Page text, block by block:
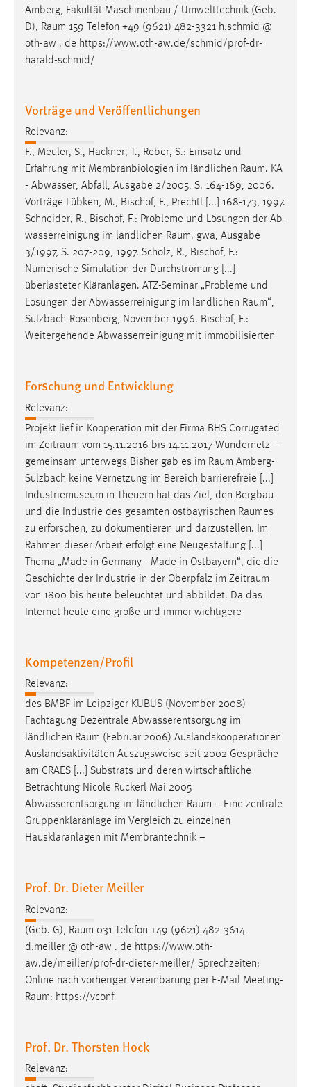
Amberg, Fakultät Maschinenbau / Umwelttechnik (Geb.
D), Raum 159 Telefon +49 (9621) 482-3321 h.schmid @
oth-aw . de https://www.oth-aw.de/schmid/prof-dr-
harald-schmid/
Vorträge und Veröffentlichungen
Relevanz:
F., Meuler, S., Hackner, T., Reber, S.: Einsatz und
Erfahrung mit Membranbiologien im ländlichen Raum. KA
- Abwasser, Abfall, Ausgabe 2/2005, S. 164-169, 2006.
Vorträge Lübken, M., Bischof, F., Prechtl [...] 168-173, 1997.
Schneider, R., Bischof, F.: Probleme und Lösungen der Ab­
was­ser­reinigung im ländlichen Raum. gwa, Ausgabe
3/1997, S. 207-209, 1997. Scholz, R., Bischof, F.:
Numerische Simulation der Durchströmung [...]
überlasteter Kläranlagen. ATZ-Seminar „Probleme und
Lösungen der Abwasserreinigung im länd­lichen Raum“,
Sulzbach-Rosenberg, November 1996. Bischof, F.:
Weitergehende Abwasserreinigung mit im­mo­bi­li­sier­ten
Forschung und Entwicklung
Relevanz:
Projekt lief in Kooperation mit der Firma BHS Corrugated
im Zeitraum vom 15.11.2016 bis 14.11.2017 Wundernetz –
gemeinsam unterwegs Bisher gab es im Raum Amberg-
Sulzbach keine Vernetzung im Bereich barrierefreie [...]
Industriemuseum in Theuern hat das Ziel, den Bergbau
und die Industrie des gesamten ostbayrischen Raumes
zu erforschen, zu dokumentieren und darzustellen. Im
Rahmen dieser Arbeit erfolgt eine Neugestaltung [...]
Thema „Made in Germany - Made in Ostbayern“, die die
Geschichte der Industrie in der Oberpfalz im Zeitraum
von 1800 bis heute beleuchtet und abbildet. Da das
Internet heute eine große und immer wichtigere
Kompetenzen/Profil
Relevanz:
des BMBF im Leipziger KUBUS (November 2008)
Fachtagung Dezentrale Abwasserentsorgung im
ländlichen Raum (Februar 2006) Auslandskooperationen
Auslandsaktivitäten Auszugsweise seit 2002 Gespräche
am CRAES [...] Substrats und deren wirtschaftliche
Betrachtung Nicole Rückerl Mai 2005
Abwasserentsorgung im ländlichen Raum – Eine zentrale
Gruppenkläranlage im Vergleich zu einzelnen
Hauskläranlagen mit Membrantechnik –
Prof. Dr. Dieter Meiller
Relevanz:
(Geb. G), Raum 031 Telefon +49 (9621) 482-3614
d.meiller @ oth-aw . de https://www.oth-
aw.de/meiller/prof-dr-dieter-meiller/ Sprechzeiten:
Online nach vorheriger Vereinbarung per E-Mail Meeting-
Raum: https://vconf
Prof. Dr. Thorsten Hock
Relevanz: